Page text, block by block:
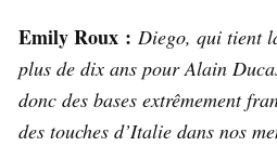
Emily Roux : Diego, qui tient
plus de dix ans pour Alain
donc des bases extrêmement
des touches d’Italie dans nos